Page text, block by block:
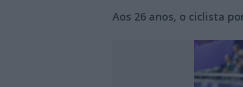
Aos 26 anos, o ciclista